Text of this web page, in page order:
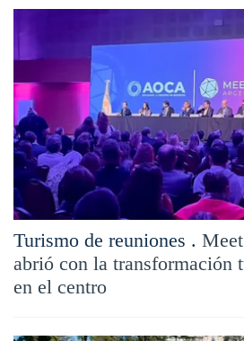
Turismo de reuniones .
abrió con la transformación
en el centro